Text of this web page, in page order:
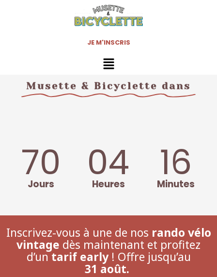
JE M'INSCRIS
Musette & Bicyclette dans
70
Jours 04
Heures 16
Minutes
Inscrivez-vous à une de nos rando vélo
vintage dès maintenant et profitez
d’untarif early! Offre jusqu’au
31 août.